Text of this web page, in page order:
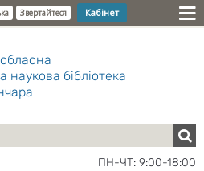
Звертайтеся Кабінет
наукова бібліотека
ПН-ЧТ: 9:00-18:00